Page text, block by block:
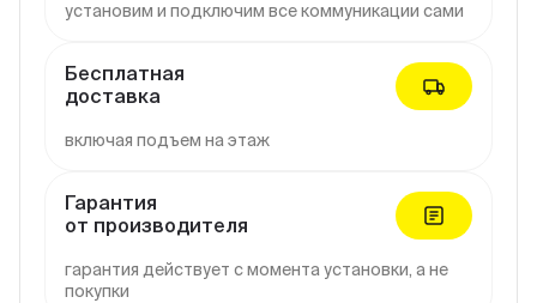
установим и подключим все коммуникации сами
Бесплатная
доставка
включая подъем на этаж
Гарантия
от производителя
гарантия действует с момента установки, а не
покупки